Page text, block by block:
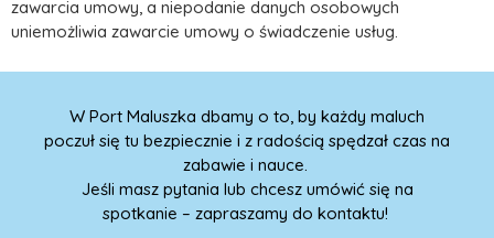
zawarcia umowy, a niepodanie danych osobowych
uniemożliwia zawarcie umowy o świadczenie usług.
W Port Maluszka dbamy o to, by każdy maluch
poczuł się tu bezpiecznie i z radością spędzał czas na
zabawie i nauce.
Jeśli masz pytania lub chcesz umówić się na
spotkanie – zapraszamy do kontaktu!